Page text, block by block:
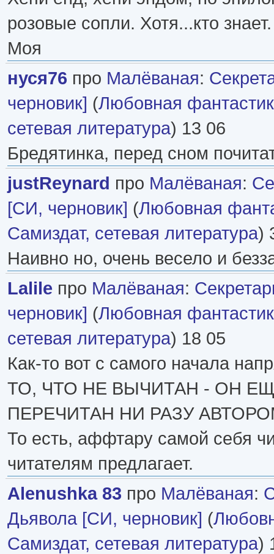
розовые сопли. Хотя...кто знает.
Моя
нуся76 про Малёваная:
черновик] (Любовная
сетевая литература) 13 06
Бредятинка, перед сном
justReynard про Малёваная:
[СИ, черновик] (Любовная
Самиздат, сетевая литература)
Наивно но, очень весело и
Lalile про Малёваная:
черновик] (Любовная
сетевая литература) 18 05
Как-то вот с самого начала
ТО, ЧТО НЕ ВЫЧИТАН - ОН
ПЕРЕЧИТАН НИ РАЗУ
То есть, аффтару самой себя
читателям предлагает.
Alenushka 83 про Малёваная:
Дьявола [СИ, черновик] (
Самиздат, сетевая литература)